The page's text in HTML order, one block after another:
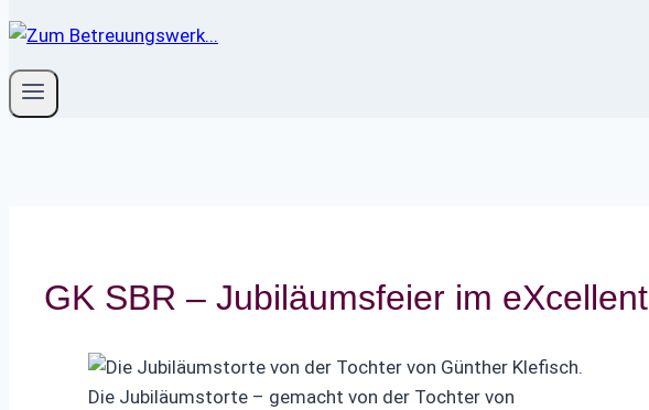
GK SBR – Jubiläumsfeier im eXcellent
Die Jubiläumstorte – gemacht von der Tochter von